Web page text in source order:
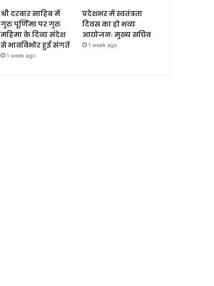
श्री दरबार साहिब में
गुरु पूर्णिमा पर गुरु
महिमा के दिव्य संदेश
से भावविभोर हुई संगतें
1 week ago
प्रदेशभर में स्वतंत्रता
दिवस का हो भव्य
आयोजनः मुख्य सचिव
1 week ago